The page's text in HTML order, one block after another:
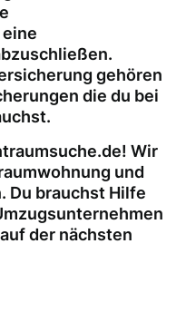
gehören
die du bei
Wir
und
Du brauchst Hilfe
der nächsten